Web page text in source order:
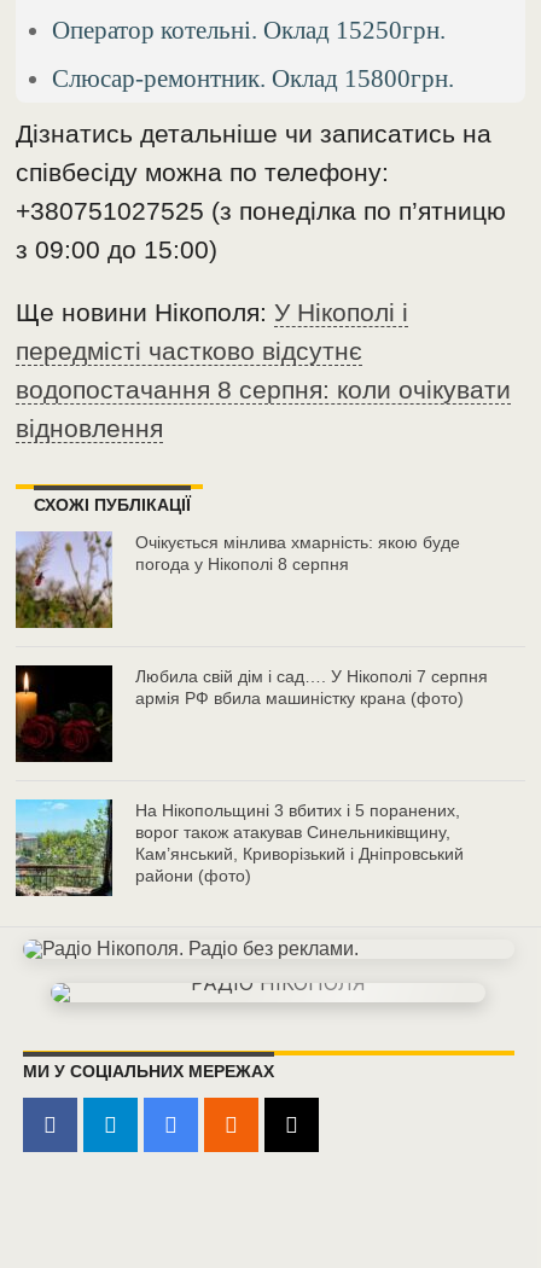
Оператор котельні. Оклад 15250грн.
Слюсар-ремонтник. Оклад 15800грн.
Дізнатись детальніше чи записатись на
співбесіду можна по телефону:
+380751027525 (з понеділка по п’ятницю
з 09:00 до 15:00)
Ще новини Нікополя:У Нікополі і
передмісті частково відсутнє
водопостачання 8 серпня: коли очікувати
відновлення
СХОЖІ ПУБЛІКАЦІЇ
Очікується мінлива хмарність: якою буде
погода у Нікополі 8 серпня
Любила свій дім і сад…. У Нікополі 7 серпня
армія РФ вбила машиністку крана (фото)
На Нікопольщині 3 вбитих і 5 поранених,
ворог також атакував Синельниківщину,
Кам’янський, Криворізький і Дніпровський
райони (фото)
МИ У СОЦІАЛЬНИХ МЕРЕЖАХ